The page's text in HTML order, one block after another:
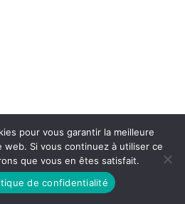
pour vous garantir la meilleure
Si vous continuez à utiliser ce
que vous en êtes satisfait.
de confidentialité